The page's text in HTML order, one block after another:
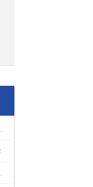
发到量产一步打通！
与维护指南